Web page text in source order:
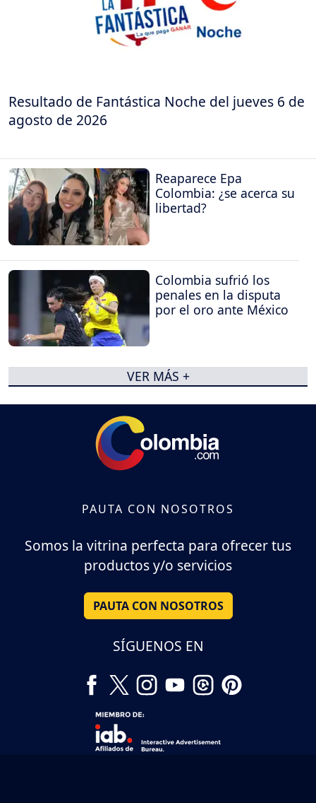
Resultado de Fantástica Noche del jueves 6 de
agosto de 2026
Reaparece Epa
Colombia: ¿se acerca su
libertad?
Colombia sufrió los
penales en la disputa
por el oro ante México
VER MÁS +
PAUTA CON NOSOTROS
Somos la vitrina perfecta para ofrecer tus
productos y/o servicios
PAUTA CON NOSOTROS
SÍGUENOS EN